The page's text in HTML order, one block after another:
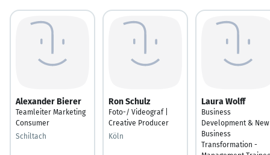
Alexander Bierer
Teamleiter Marketing
Consumer
Schiltach
Ron Schulz
Foto-/ Videograf |
Creative Producer
Köln
Laura Wolff
Business
Development & New
Business
Transformation -